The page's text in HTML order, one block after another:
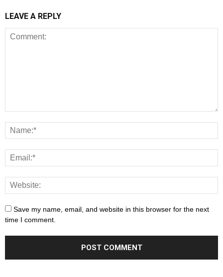
LEAVE A REPLY
Save my name, email, and website in this browser for the next
time I comment.